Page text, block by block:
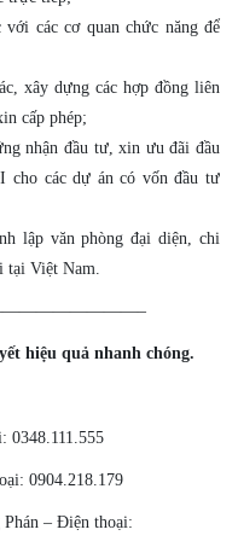
các cơ quan chức năng để
xây dựng các hợp đồng liên
cấp phép;
nhận đầu tư, xin ưu đãi đầu
cho các dự án có vốn đầu tư
lập văn phòng đại diện, chi
tại Việt Nam.
hiệu quả nhanh chóng.
0348.111.555
0904.218.179
Phán – Điện thoại: